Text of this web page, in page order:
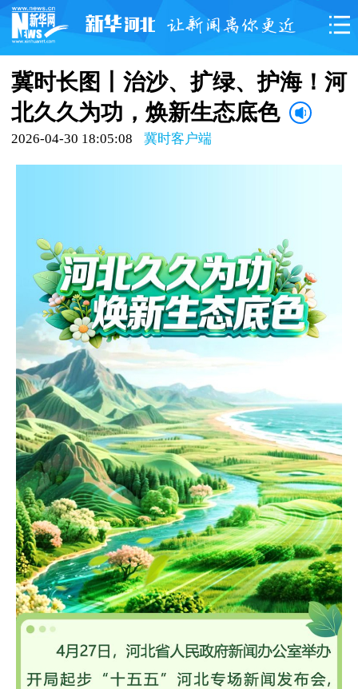
冀时长图丨治沙、扩绿、护海！河
北久久为功，焕新生态底色
2026-04-30 18:05:08 冀时客户端